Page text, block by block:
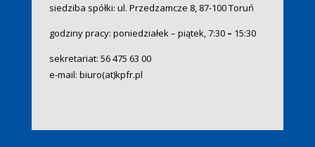
siedziba spółki: ul. Przedzamcze 8, 87-100 Toruń
godziny pracy: poniedziałek – piątek, 7:30– 15:30
sekretariat: 56 475 63 00
e-mail: biuro(at)kpfr.pl